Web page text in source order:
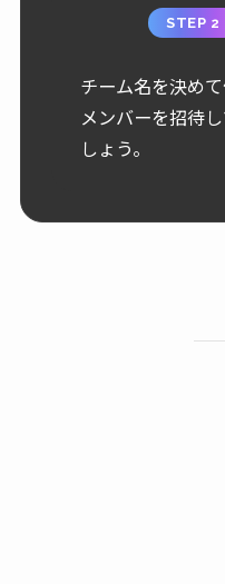
STEP 2
チーム名を決めて
メンバーを招待
しょう。